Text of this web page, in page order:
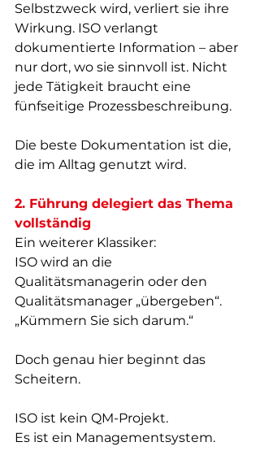
Selbstzweck wird, verliert sie ihre
Wirkung. ISO verlangt
dokumentierte Information – aber
nur dort, wo sie sinnvoll ist. Nicht
jede Tätigkeit braucht eine
fünfseitige Prozessbeschreibung.
Die beste Dokumentation ist die,
die im Alltag genutzt wird.
2. Führung delegiert das Thema
vollständig
Ein weiterer Klassiker:
ISO wird an die
Qualitätsmanagerin oder den
Qualitätsmanager „übergeben“.
„Kümmern Sie sich darum.“
Doch genau hier beginnt das
Scheitern.
ISO ist kein QM-Projekt.
Es ist ein Managementsystem.